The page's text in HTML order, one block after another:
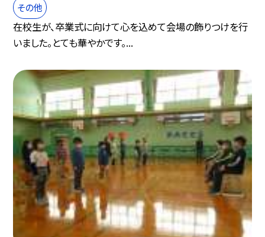
その他
在校生が、卒業式に向けて心を込めて会場の飾りつけを行
いました。とても華やかです。...